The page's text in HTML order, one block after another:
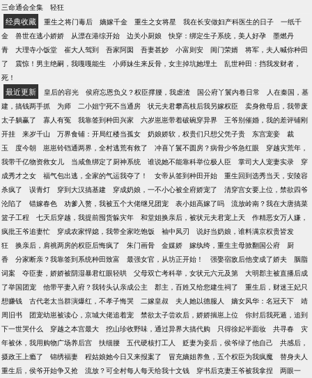
煽风点火疯言疯言的小师妹，是猴子请来的逗比吧？
三命通会全集
轻狂
经典收藏 重生之将门毒后 嫡嫁千金 重生之女将星 我在长安做妇产科医生的日子
一纸千
金
兽世在逃小娇娇 从漂在港综开始 边关小厨娘 快穿：绑定生子系统，美人好孕
墨燃丹
青
大理寺小饭堂 崔大人驾到 吾家阿囡 吾妻甚妙 小富则安 闺门荣婿
将军，夫人喊你种田
了
震惊！男主绝嗣，我嘎嘎能生 小师妹生来反骨，女主掉坑她埋土
乱世种田：挡我发财者，
死！
最近更新 皇后的容光 侯府忘恩负义？权臣撑腰，我虐渣 国公府丫鬟内卷日常
人在秦国，基
建，搞钱两手抓
为师 二小姐宁死不当通房 状元夫君攀高枝后我另嫁权臣
卖身救母后，我带废
太子躺赢了
寡人有冤 我靠签到种田兴家 六岁崽崽带着破碗穿异界
王爷别催婚，我的差评铺刚
开挂
来岁千山 万界食铺：开局红楼当孤女 奶娘娇软，权贵们只想父凭子贵 东宫宠妾
裁
玉
度今朝 崽崽铃铛通两界，全村逃荒有救了 冲喜丫鬟不圆房？病骨少爷急红眼
穿越灾荒年，
我带千亿物资救女儿
当咸鱼绑定了厨神系统 谁说她不能靠科举位极人臣 掌司大人宠妻实录
穿
成秀才之女
福气包出逃，全家的气运我夺了！ 女帝从签到种田开始
重生回到选秀当天，安陵容
杀疯了
误青灯 穿到大汉搞基建 穿成奶娘，一不小心被全府娇宠了
清穿宫女要上位，禁欲四爷
沦陷了
错嫁春色 劝爹入赘，我被五个大佬继兄团宠 表小姐高嫁了吗
流放岭南？我在大唐搞菜
篮子工程
七天后穿越，我提前囤货躲灾年 和堂姐换亲后，被状元夫君宠上天
作精恶女万人嫌，
疯批王爷追妻忙
穿成农家悍媳，我带全家吃饱饭 袖中凤刃
说好当奶娘，谁料满京权贵皆发
狂
换亲后，肩祧两房的权臣后悔疯了 朱门画骨 金媒娇 嫁纨绔，重生主母掀翻国公府
厨
香
分家断亲？我靠签到系统种田致富 最强女官，从坊正开始！ 强娶宿敌后他变成了娇夫
胭脂
词案
夺臣妻，娇娇被阴湿暴君红眼轻哄 父母双亡考科举，女状元六元及第
大明郡主被直播后成
了举国团宠
他带平妻入府？我转头认亲成公主 郡主，百姓又给您建生祠了
重生后，财迷王妃只
想赚钱
古代老太当群演爆红，不孝子悔哭 二嫁皇叔 夫人她以德服人 嫡女风华：名冠天下
靖
周旧书
团宠幼崽被读心，京城大佬追着宠 禁欲太子尝欢后，娇娇揣崽上位
你封后我死遁，追到
下一世哭什么
穿越之本宫最大 挖山珍收野味，通过异界大搞代购 只得徐妃半面妆 共寻春
灾
年被休，我用购物广场养后宫
扶细腰 五代硬核打工人 贬妻为妾后，侯爷绿了他自己
共感后，
摄政王上瘾了
锦绣福妻 程姑娘她今日又来报案了 冒充嫡姐养鱼，五个权臣为我疯魔
替身夫人
重生后，侯爷开始争又抢
流放？可全村每人每天给我十文钱 穿书后克妻王爷被我拿捏 两眼一